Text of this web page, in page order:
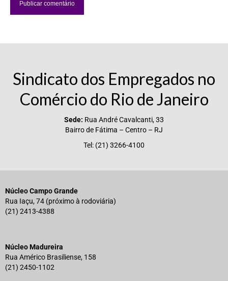
Benefício Social Familiar
Links Úteis
Boletos
Seja um conveniado
PESQUISA 6×1
Sindicato dos Empregados no
Comércio do Rio de Janeiro
Sede: Rua André Cavalcanti, 33
Bairro de Fátima – Centro – RJ
Tel: (21) 3266-4100
Núcleo Campo Grande
Rua Iaçu, 74 (próximo à rodoviária)
(21) 2413-4388
Núcleo Madureira
Rua Américo Brasiliense, 158
(21) 2450-1102